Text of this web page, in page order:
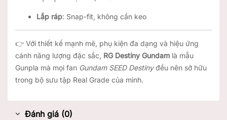
Lắp ráp: Snap-fit, không cần keo
👉 Với thiết kế mạnh mẽ, phụ kiện đa dạng và hiệu ứng
cánh năng lượng đặc sắc, RG Destiny Gundam là mẫu
Gunpla mà mọi fan Gundam SEED Destinyđều nên sở hữu
trong bộ sưu tập Real Grade của mình.
Đánh giá (0)